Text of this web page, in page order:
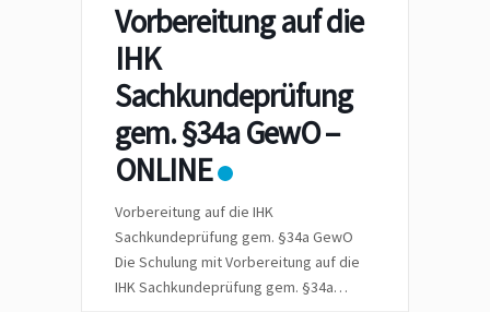
Vorbereitung auf die
IHK
Sachkundeprüfung
gem. §34a GewO –
ONLINE
Vorbereitung auf die IHK
Sachkundeprüfung gem. §34a GewO
Die Schulung mit Vorbereitung auf die
IHK Sachkundeprüfung gem. §34a